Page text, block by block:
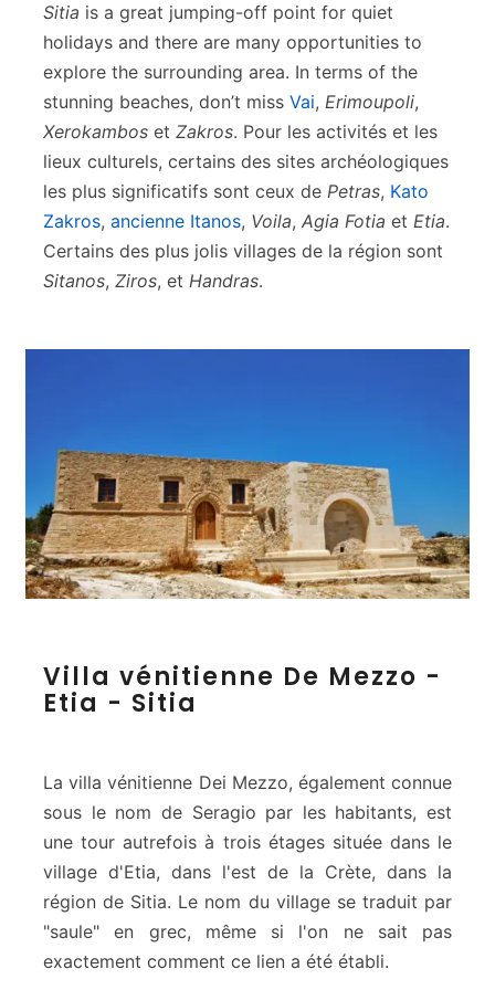
Sitia is a great jumping-off point for quiet
holidays and there are many opportunities to
explore the surrounding area. In terms of the
stunning beaches, don’t miss Vai, Erimoupoli,
Xerokambos et Zakros. Pour les activités et les
lieux culturels, certains des sites archéologiques
les plus significatifs sont ceux de Petras, Kato
Zakros, ancienne Itanos, Voila, Agia Fotia et Etia.
Certains des plus jolis villages de la région sont
Sitanos, Ziros, et Handras.
i
v
n
i
t
i
n
Villa vénitienne De Mezzo -
Etia - Sitia
La villa vénitienne Dei Mezzo, également connue
sous le nom de Seragio par les habitants, est
une tour autrefois à trois étages située dans le
village d'Etia, dans l'est de la Crète, dans la
région de Sitia. Le nom du village se traduit par
"saule" en grec, même si l'on ne sait pas
exactement comment ce lien a été établi.